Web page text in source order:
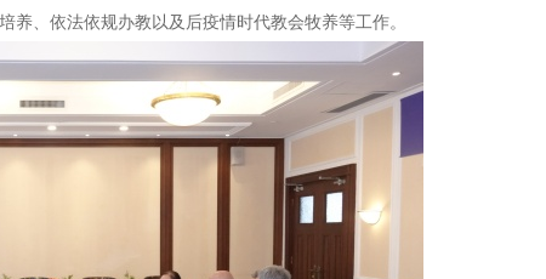
、依法依规办教以及后疫情时代教会牧养等工作。